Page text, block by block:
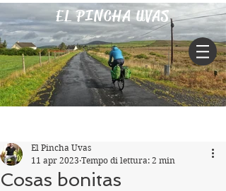
EL PINCHA UVAS
Cosas bonitas
El Pincha Uvas
11 apr 2023 Tempo di lettura: 2 min